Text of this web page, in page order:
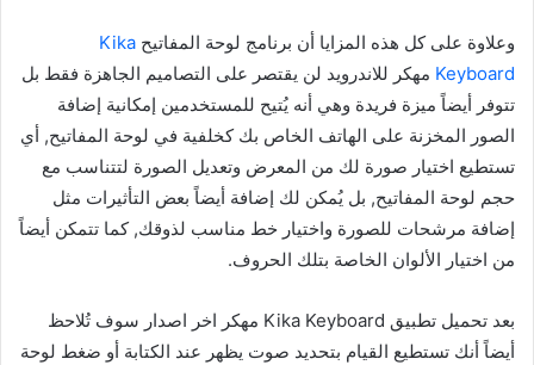
وعلاوة على كل هذه المزايا أن برنامج لوحة المفاتيح Kika
Keyboard مهكر للاندرويد لن يقتصر على التصاميم الجاهزة فقط بل
تتوفر أيضاً ميزة فريدة وهي أنه يُتيح للمستخدمين إمكانية إضافة
الصور المخزنة على الهاتف الخاص بك كخلفية في لوحة المفاتيح, أي
تستطيع اختيار صورة لك من المعرض وتعديل الصورة لتتناسب مع
حجم لوحة المفاتيح, بل يُمكن لك إضافة أيضاً بعض التأثيرات مثل
إضافة مرشحات للصورة واختيار خط مناسب لذوقك, كما تتمكن أيضاً
من اختيار الألوان الخاصة بتلك الحروف.
بعد تحميل تطبيق Kika Keyboard مهكر اخر اصدار سوف تُلاحظ
أيضاً أنك تستطيع القيام بتحديد صوت يظهر عند الكتابة أو ضغط لوحة